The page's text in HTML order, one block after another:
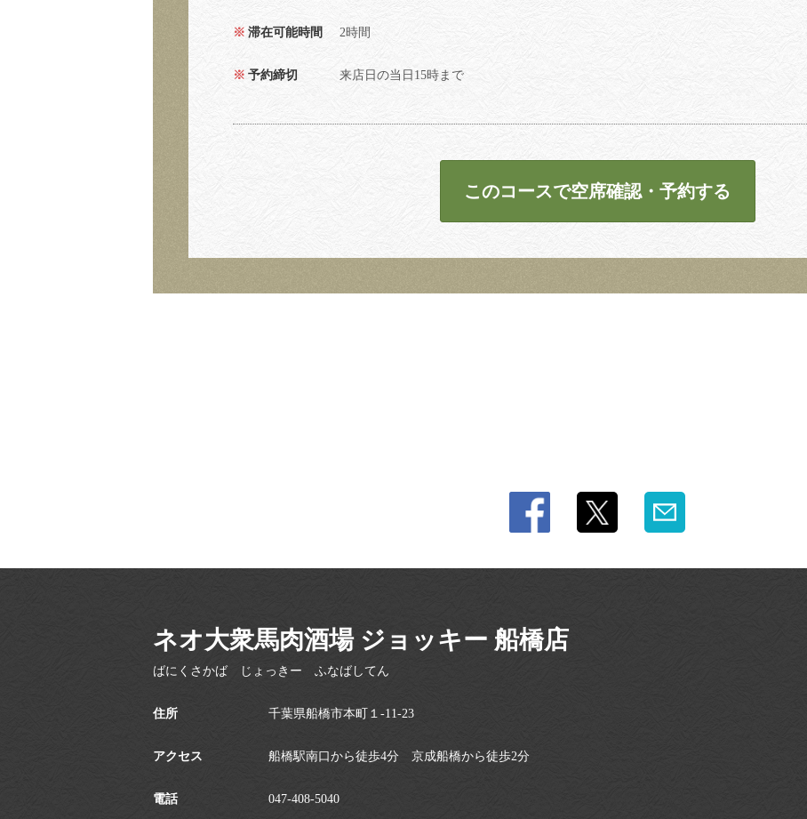
滞在可能時間 2時間
予約締切 来店日の当日15時まで
このコースで空席確認・予約する
ネオ大衆馬肉酒場 ジョッキー 船橋店
ばにくさかば じょっきー ふなばしてん
住所 千葉県船橋市本町１-11-23
アクセス 船橋駅南口から徒歩4分 京成船橋から徒歩2分
電話 047-408-5040